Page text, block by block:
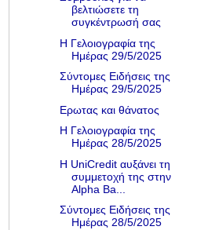
βελτιώσετε τη
συγκέντρωσή σας
Η Γελοιογραφία της
Ημέρας 29/5/2025
Σύντομες Ειδήσεις της
Ημέρας 29/5/2025
Ερωτας και θάνατος
Η Γελοιογραφία της
Ημέρας 28/5/2025
Η UniCredit αυξάνει τη
συμμετοχή της στην
Alpha Ba...
Σύντομες Ειδήσεις της
Ημέρας 28/5/2025